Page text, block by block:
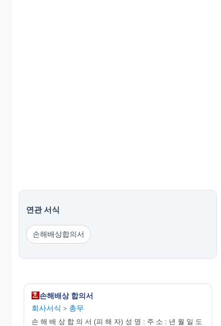
연관 서식
손해배상합의서
손해배상 합의서
회사서식 > 총무
손 해 배 상 합 의 서 (피 해 자) 성 명 : 주 소 : 년 월 일 도